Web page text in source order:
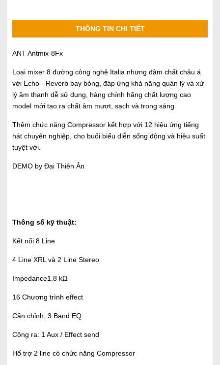
THÔNG TIN CHI TIẾT
ANT Antmix-8Fx
Loại mixer 8 đường công nghệ Italia nhưng đậm chất châu á
với Echo - Reverb bay bỏng, đáp ứng khả năng quản lý và xử
lý âm thanh dễ sử dụng, hàng chính hãng chất lượng cao
model mới tạo ra chất âm mượt, sạch và trong sáng
Thêm chức năng Compressor kết hợp với 12 hiệu ứng tiếng
hát chuyên nghiệp, cho buổi biểu diễn sống động và hiệu suất
tuyệt vời.
DEMO by Đại Thiên Ân
Thông số kỹ thuật:
Kết nối 8 Line
4 Line XRL và 2 Line Stereo
Impedance1.8 kΩ
16 Chương trình effect
Cần chỉnh: 3 Band EQ
Công ra: 1 Aux / Effect send
Hổ trợ 2 line có chức năng Compressor